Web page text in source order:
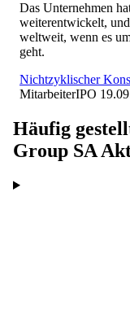
Das Unternehmen
weiterentwickelt,
weltweit, wenn es
geht.
Nichtzyklischer
MitarbeiterIPO
Häufig
Group SA